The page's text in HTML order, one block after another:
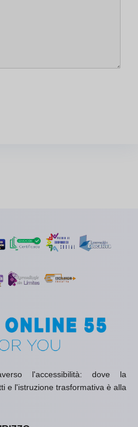
l'accessibilità: dove la
e l'istruzione trasformativa è alla